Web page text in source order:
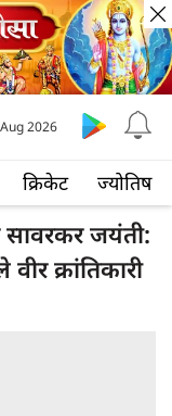
क्रिकेट ज्योतिष
2026
जयंती:
क्रांतिकारी